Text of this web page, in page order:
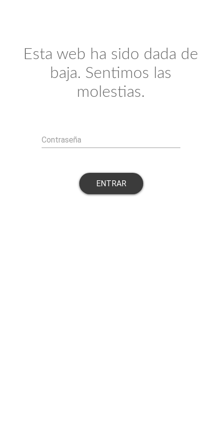
Esta web ha sido dada de
baja. Sentimos las
molestias.
Contraseña
ENTRAR